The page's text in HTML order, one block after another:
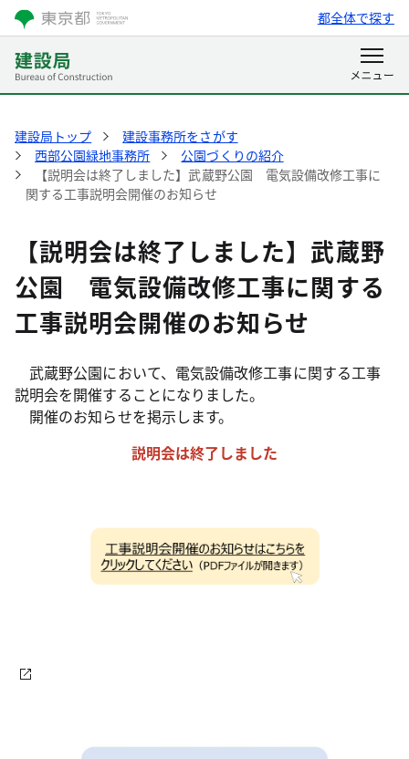
都全体で探す
建設局トップ
建設事務所をさがす
西部公園緑地事務所
公園づくりの紹介
【説明会は終了しました】武蔵野公園 電気設備改修工事に
関する工事説明会開催のお知らせ
【説明会は終了しました】武蔵野
公園 電気設備改修工事に関する
工事説明会開催のお知らせ
武蔵野公園において、電気設備改修工事に関する工事
説明会を開催することになりました。
開催のお知らせを掲示します。
説明会は終了しました